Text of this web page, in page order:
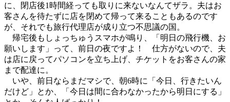
に、閉店後1時間経っても取りに来ないなんてザラ。夫はお
客さんを待たずに店を閉めて帰って来ることもあるのです
が、それでも旅行代理店が成り立つ不思議の国。
帰宅後もしょっちゅうスマホが鳴り、「明日の飛行機、お
願いします」って、前日の夜ですよ！ 仕方がないので、夫
は店に戻ってパソコンを立ち上げ、チケットをお客さんの家
まで配達に。
いや、前日ならまだマシで、朝6時に「今日、行きたいん
だけど」とか、「今日は間に合わなかったから明日にする」